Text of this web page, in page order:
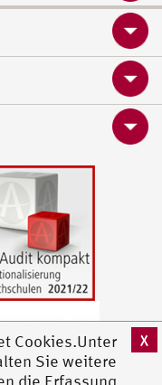
Cookies.Unter
Sie weitere
die Erfassung
X